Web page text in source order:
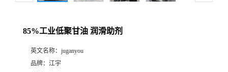
85%工业低聚甘油 润滑助剂
英文名称： juganyou
品牌： 江宇